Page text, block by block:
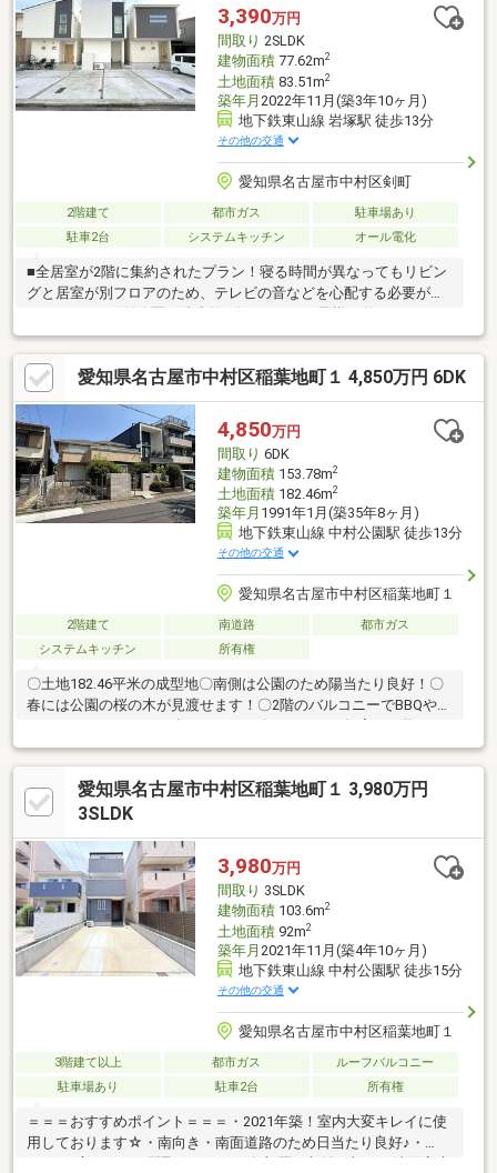
3,390万円
間取り 2SLDK
建物面積77.62m2
土地面積83.51m2
築年月 2022年11月(築3年10ヶ月)
地下鉄東山線 岩塚駅 徒歩13分
その他の交通
愛知県名古屋市中村区剣町
2階建て 都市ガス
駐車場あり
駐車2台
システムキッチン オール電化
■全居室が2階に集約されたプラン！寝る時間が異なってもリビン
グと居室が別フロアのため、テレビの音などを心配する必要があ
ちゃんのお散歩がしやすい環境です！～周辺環境～・岩塚小学
校・・・徒歩9分（650ｍ）・御田中学校・・・徒歩10分（800
ｍ）・鴨付公園・・・徒歩1分（50ｍ）・アオキスーパー中村
店・・・徒歩19分（1500ｍ）・アオキスーパー烏森店・・・徒歩
17分（1300ｍ）
愛知県名古屋市中村区稲葉地町１ 4,850万円 6DK
4,850万円
間取り 6DK
建物面積153.78m2
土地面積182.46m2
築年月 1991年1月(築35年8ヶ月)
地下鉄東山線 中村公園駅 徒歩13分
その他の交通
愛知県名古屋市中村区稲葉地町１
2階建て 南道路
都市ガス
システムキッチン
所有権
〇土地182.46平米の成型地〇南側は公園のため陽当たり良好！〇
春には公園の桜の木が見渡せます！〇2階のバルコニーでBBQやプ
す！＼周辺施設／・地下鉄東山線「中村公園」駅 徒歩13分・稲
葉地小学校 徒歩7分・豊正中学校 徒歩7分・ヤマナカ稲葉地
店 徒歩4分・アオキスーパー中村店 徒歩13分・パルマルシェ
中村店 徒歩13分■■定休日なし！夜7時まで営業！当社は定休日
ただけましたら、時間外のご対応も可能です。お気軽にご相談く
ださい！
愛知県名古屋市中村区稲葉地町１ 3,980万円
3SLDK
3,980万円
間取り 3SLDK
建物面積103.6m2
土地面積92m2
築年月 2021年11月(築4年10ヶ月)
地下鉄東山線 中村公園駅 徒歩15分
その他の交通
愛知県名古屋市中村区稲葉地町１
3階建て以上 都市ガス
ルーフバルコニー
駐車場あり
駐車2台 所有権
＝＝＝おすすめポイント＝＝＝・2021年築！室内大変キレイに使
用しております☆・南向き・南面道路のため日当たり良好♪・